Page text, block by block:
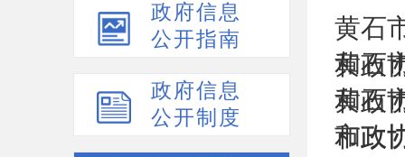
政府信息
公开指南
政府信息
公开制度
黄石
和政
黄石
和政
黄石
和政
市政